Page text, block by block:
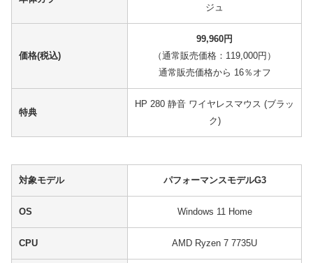
ジュ
価格(税込)
99,960円
（通常販売価格：119,000円）
通常販売価格から 16％オフ
特典
HP 280 静音 ワイヤレスマウス (ブラッ
ク)
対象モデル パフォーマンスモデルG3
OS Windows 11 Home
CPU AMD Ryzen 7 7735U